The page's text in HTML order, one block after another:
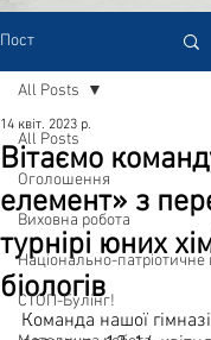
Пост
All Posts
Оголошення
Виховна робота
Національно-патріотичне
СТОП-Булінг!
All Posts
Вітаємо
елемент» з
турнірі юних
біологів
14 квіт. 2023 р.
Команда нашої